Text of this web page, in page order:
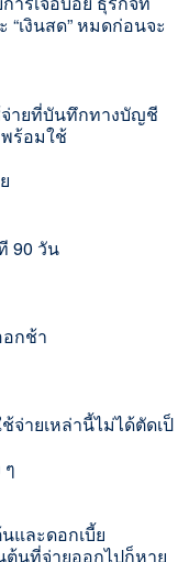
“เงินสด” หมดก่อนจะ
ายที่บันทึกทางบัญชี
พร้อมใช้
90 วัน
กช้า
ายเหล่านี้ไม่ได้ตัดเป็
ๆ
และดอกเบี้ย
ต้นที่จ่ายออกไปก็หาย